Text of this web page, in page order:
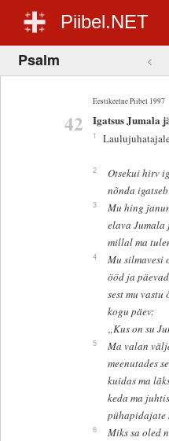
Piibel.NET
Psalm <
Eestikeelne Piibel 1997
42 Igatsus Jumala
1
2
Otsekui hirv
nõnda
3
Mu hing
elava Jumala
millal ma
4
Mu silmavesi
ööd ja
sest mu vastu
kogu päev:
„Kus on su
5
Ma valan
meenutades
kuidas ma
keda ma
pühapidajate
6
Miks sa oled